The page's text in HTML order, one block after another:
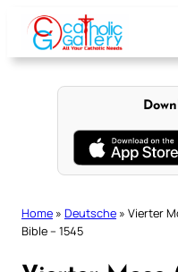
content
Home » Deutsche » Vierter
Bible – 1545